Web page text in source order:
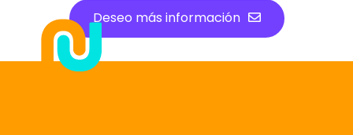
Deseo más información